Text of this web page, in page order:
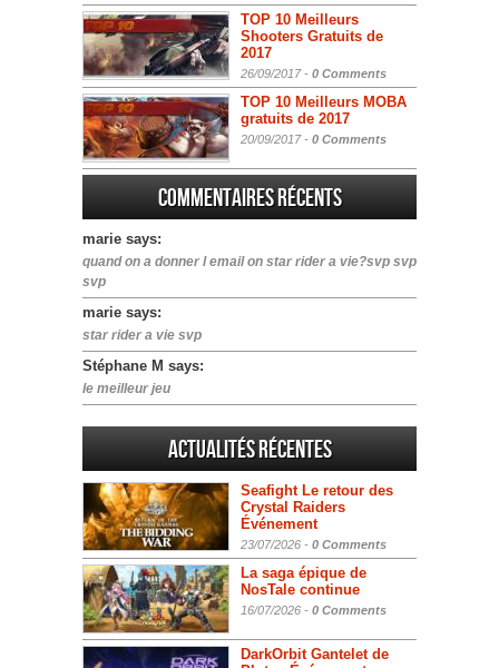
TOP 10 Meilleurs
Shooters Gratuits de
2017
26/09/2017 - 0 Comments
TOP 10 Meilleurs MOBA
gratuits de 2017
20/09/2017 - 0 Comments
Commentaires récents
marie says:
quand on a donner l email on star rider a vie?svp svp
svp
marie says:
star rider a vie svp
Stéphane M says:
le meilleur jeu
Actualités Récentes
Seafight Le retour des
Crystal Raiders
Événement
23/07/2026 - 0 Comments
La saga épique de
NosTale continue
16/07/2026 - 0 Comments
DarkOrbit Gantelet de